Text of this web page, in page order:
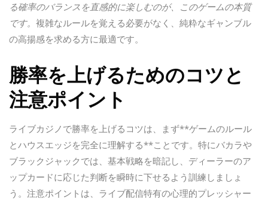
る確率のバランスを直感的に楽しむのが、このゲームの本質
です。 複雑なルールを覚える必要がなく、純粋なギャンブル
の高揚感を求める方に最適です。
勝率を上げるためのコツと
注意ポイント
ライブカジノで勝率を上げるコツは、まず**ゲームのルール
とハウスエッジを完全に理解する**ことです。特にバカラや
ブラックジャックでは、基本戦略を暗記し、ディーラーのア
ップカードに応じた判断を瞬時に下せるよう訓練しましょ
う。注意ポイントは、ライブ配信特有の心理的プレッシャー